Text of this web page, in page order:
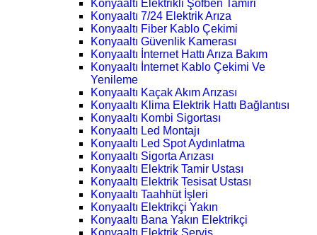
Konyaaltı Elektrikli Şofben Tamiri
Konyaaltı 7/24 Elektrik Arıza
Konyaaltı Fiber Kablo Çekimi
Konyaaltı Güvenlik Kamerası
Konyaaltı İnternet Hattı Arıza Bakım
Konyaaltı İnternet Kablo Çekimi Ve
Yenileme
Konyaaltı Kaçak Akım Arızası
Konyaaltı Klima Elektrik Hattı Bağlantısı
Konyaaltı Kombi Sigortası
Konyaaltı Led Montajı
Konyaaltı Led Spot Aydınlatma
Konyaaltı Sigorta Arızası
Konyaaltı Elektrik Tamir Ustası
Konyaaltı Elektrik Tesisat Ustası
Konyaaltı Taahhüt İşleri
Konyaaltı Elektrikçi Yakın
Konyaaltı Bana Yakın Elektrikçi
Konyaaltı Elektrik Servis